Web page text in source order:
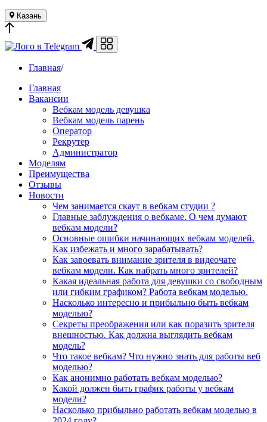
Казань
в Telegram
Главная/
Главная
Вакансии
Вебкам модель девушка
Вебкам модель парень
Оператор
Рекрутер
Администратор
Моделям
Преимущества
Отзывы
Новости
Чем занимается скаут в вебкам студии ?
Главные заблуждения о вебкаме. О чем думают
вебкам модели?
Основные ошибки начинающих вебкам моделей.
Как избежать и много зарабатывать?
Как завоевать внимание зрителя в видеочате
вебкам модели. Как набрать много зрителей?
Какая идеальная работа для девушки со свободным
или гибким графиком? Работа вебкам моделью.
Насколько интересно и прибыльно быть вебкам
моделью?
Секреты преображения или как поразить зрителя
внешностью. Как должна выглядить вебкам
модель?
Что такое вебкам? Что нужно знать для работы веб
моделью?
Как анонимно работать вебкам моделью?
Какой должен быть график работы у вебкам
модели?
Насколько прибыльно работать вебкам моделью в